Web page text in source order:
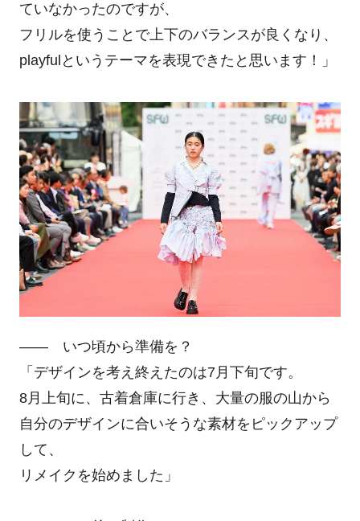
ていなかったのですが、
フリルを使うことで上下のバランスが良くなり、
playfulというテーマを表現できたと思います！」
―― いつ頃から準備を？
「デザインを考え終えたのは7月下旬です。
8月上旬に、古着倉庫に行き、大量の服の山から
自分のデザインに合いそうな素材をピックアップ
して、
リメイクを始めました」